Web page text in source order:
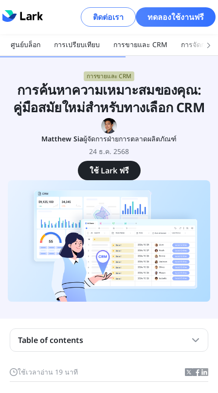
ติดต่อเรา ทดลองใช้งานฟรี
ศูนย์บล็อก การเปรียบเทียบ การขายและ CRM การจัดการ
การขายและ CRM
การค้นหาความเหมาะสมของคุณ:
คู่มือสมัยใหม่สำหรับทางเลือก CRM
Matthew Siaผู้จัดการฝ่ายการตลาดผลิตภัณฑ์
24 ธ.ค. 2568
ใช้ Lark ฟรี
ใช้เวลาอ่าน 19 นาที
Table of contents
ทำไมธุรกิจจึงมองหาทางเลือกอื่นแทน CRM